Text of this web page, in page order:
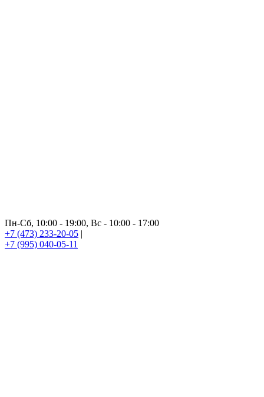
Пн-Сб, 10:00 - 19:00, Вс - 10:00 - 17:00
+7 (473) 233-20-05 |
+7 (995) 040-05-11